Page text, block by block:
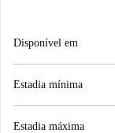
Disponível em
Estadia mínima
Estadia máxima